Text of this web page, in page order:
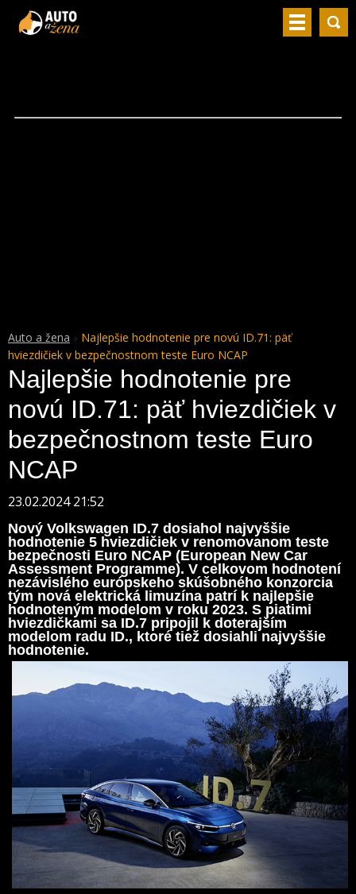
Auto a žena
Najlepšie hodnotenie pre novú ID.71: päť
hviezdičiek v bezpečnostnom teste Euro NCAP
Najlepšie hodnotenie pre
novú ID.71: päť hviezdičiek v
bezpečnostnom teste Euro
NCAP
23.02.2024 21:52
Nový Volkswagen ID.7 dosiahol najvyššie
hodnotenie 5 hviezdičiek v renomovanom teste
bezpečnosti Euro NCAP (European New Car
Assessment Programme). V celkovom hodnotení
nezávislého európskeho skúšobného konzorcia
tým nová elektrická limuzína patrí k najlepšie
hodnoteným modelom v roku 2023. S piatimi
hviezdičkami sa ID.7 pripojil k doterajším
modelom radu ID., ktoré tiež dosiahli najvyššie
hodnotenie.